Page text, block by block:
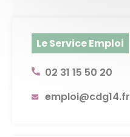
Le Service Emploi
02 31 15 50 20
emploi@cdg14.fr